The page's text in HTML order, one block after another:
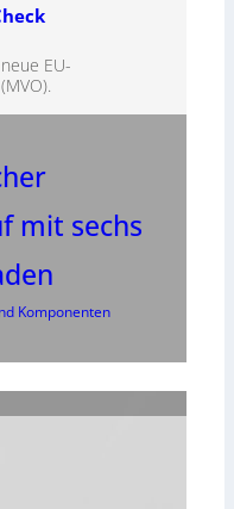
EU-
mit sechs
Komponenten